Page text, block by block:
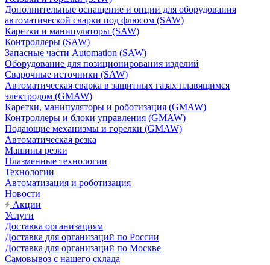
Дополнительные оснащение и опции для оборудования
автоматической сварки под флюсом (SAW)
Каретки и манипуляторы (SAW)
Контроллеры (SAW)
Запасные части Automation (SAW)
Оборудование для позиционирования изделий
Сварочные источники (SAW)
Автоматическая сварка в защитных газах плавящимся
электродом (GMAW)
Каретки, манипуляторы и роботизация (GMAW)
Контроллеры и блоки управления (GMAW)
Подающие механизмы и горелки (GMAW)
Автоматическая резка
Машины резки
Плазменные технологии
Технологии
Автоматизация и роботизация
Новости
Акции
Услуги
Доставка организациям
Доставка для организаций по России
Доставка для организаций по Москве
Самовывоз с нашего склада